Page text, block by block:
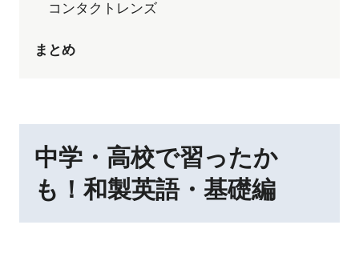
コンタクトレンズ
まとめ
中学・高校で習ったか
も！和製英語・基礎編